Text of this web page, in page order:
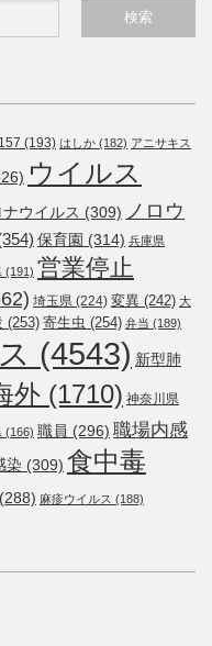
(193) はしか (182) アニサキス
ウイルス
ナウイルス (309) ノロウ
保育園 (314) 兵庫県
(191) 営業停止
埼玉県 (224) 変異 (242) 大
(253) 寄生虫 (254) 弁当 (189)
(4543) 新型肺
外 (1710) 神奈川県
(166) 職員 (296) 職場内感
染 (309) 食中毒
(288) 麻疹ウイルス (188)